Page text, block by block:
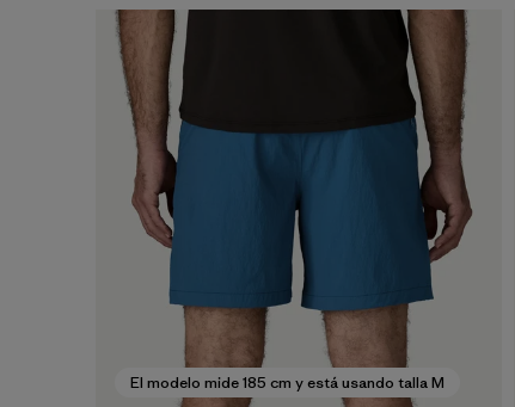
El modelo mide 185 cm y está usando talla M